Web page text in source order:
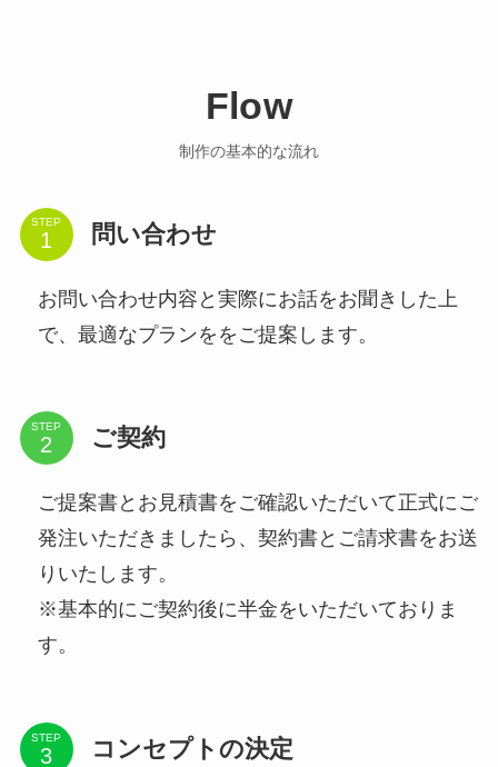
Flow
制作の基本的な流れ
STEP 問い合わせ
お問い合わせ内容と実際にお話をお聞きした上
で、最適なプランををご提案します。
STEP ご契約
ご提案書とお見積書をご確認いただいて正式にご
発注いただきましたら、契約書とご請求書をお送
りいたします。
※基本的にご契約後に半金をいただいておりま
す。
STEP コンセプトの決定